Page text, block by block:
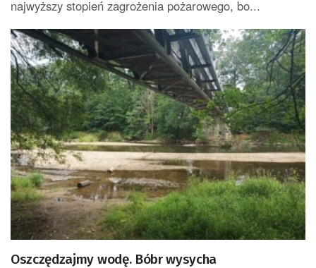
najwyższy stopień zagrożenia pożarowego, bo...
Oszczędzajmy wodę. Bóbr wysycha